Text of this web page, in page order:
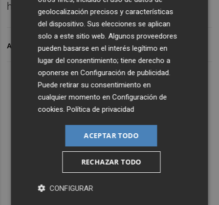
ha concluido.
ARCHIVADO EN CEV
geolocalización precisos y características
del dispositivo. Sus elecciones se aplican
solo a este sitio web. Algunos proveedores
pueden basarse en el interés legítimo en
lugar del consentimiento; tiene derecho a
oponerse enConfiguración de publicidad
Puede retirar su consentimiento en
cualquier momento enConfiguración de
cookies .Política de privacidad
ACEPTAR TODO
RECHAZAR TODO
CONFIGURAR